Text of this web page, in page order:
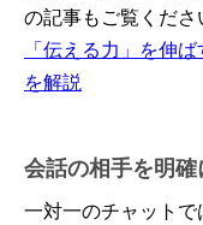
の記事もご覧くださ
「伝える力」を伸
を解説
会話の相手を明確
一対一のチャット